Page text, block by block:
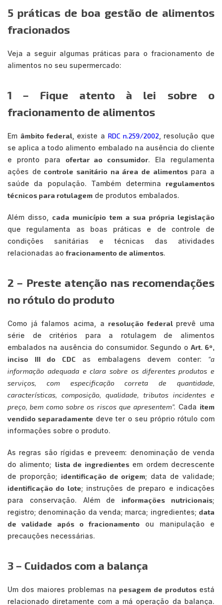
5 práticas de boa gestão de alimentos
fracionados
Veja a seguir algumas práticas para o fracionamento de
alimentos no seu supermercado:
1 – Fique atento à lei sobre o
fracionamento de alimentos
Em âmbito federal, existe a RDC n.259/2002 , resolução que
se aplica a todo alimento embalado na ausência do cliente
e pronto para ofertar ao consumidor. Ela regulamenta
ações de controle sanitário na área de alimentospara a
saúde da população. Também determina regulamentos
técnicos para rotulagem de produtos embalados.
Além disso, cada município tem a sua própria legislação
que regulamenta as boas práticas e de controle de
condições sanitárias e técnicas das atividades
relacionadas aofracionamento de alimentos.
2 – Preste atenção nas recomendações
no rótulo do produto
Como já falamos acima, a resolução federal prevê uma
série de critérios para a rotulagem de alimentos
embalados na ausência do consumidor. Segundo oArt. 6º,
inciso III do CDC as embalagens devem conter: “a
informação adequada e clara sobre os diferentes produtos e
serviços, com especificação correta de quantidade,
características, composição, qualidade, tributos incidentes e
preço, bem como sobre os riscos que apresentem”. Cada item
vendido separadamente deve ter o seu próprio rótulo com
informações sobre o produto.
As regras são rígidas e preveem: denominação de venda
do alimento; lista de ingredientesem ordem decrescente
de proporção; identificação de origem; data de validade;
identificação do lote; instruções de preparo e indicações
para conservação. Além de informações nutricionais;
registro; denominação da venda; marca; ingredientes; data
de validade após o fracionamento ou manipulação e
precauções necessárias.
3 – Cuidados com a balança
Um dos maiores problemas na pesagem de produtos está
relacionado diretamente com a má operação da balança.